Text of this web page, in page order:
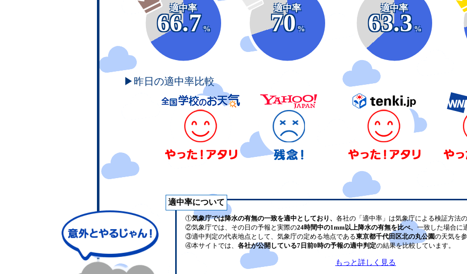
適中率
66.7
%
適中率
70
%
適中率
63.3
%
▶昨日の適中率比較
適中率について
①気象庁では降水の有無の一致を適中としており、 各社の「適中率」は気象庁による検証方法
②気象庁では、その日の予報と実際の24時間中の1mm以上降水の有無を比べ、 一致した場合に
③適中判定の代表地点として、気象庁の定める地点である東京都千代田区北の丸公園の天気を
④本サイトでは、 各社が公開している7日前0時の予報の適中判定の結果を比較しています。
もっと詳しく見る